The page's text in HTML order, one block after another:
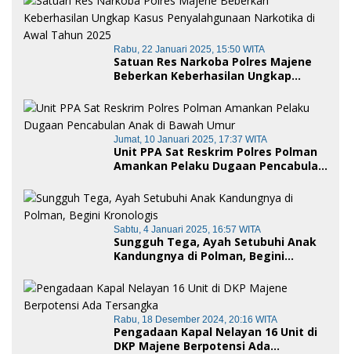
Rabu, 22 Januari 2025, 15:50 WITA
Satuan Res Narkoba Polres Majene
Beberkan Keberhasilan Ungkap
Awal Tahun 2025
Jumat, 10 Januari 2025, 17:37 WITA
Unit PPA Sat Reskrim Polres Polman
Amankan Pelaku Dugaan Pencabulan
Sabtu, 4 Januari 2025, 16:57 WITA
Sungguh Tega, Ayah Setubuhi Anak
Kandungnya di Polman, Begini
Rabu, 18 Desember 2024, 20:16 WITA
Pengadaan Kapal Nelayan 16 Unit di
DKP Majene Berpotensi Ada